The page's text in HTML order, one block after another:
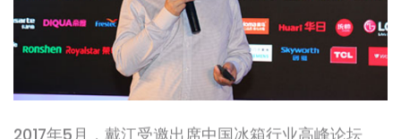
2017年5月，戴江受邀出席中国冰箱行业高峰论坛